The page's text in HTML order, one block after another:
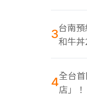
色美
3台南
和牛
地點
4全台
店」